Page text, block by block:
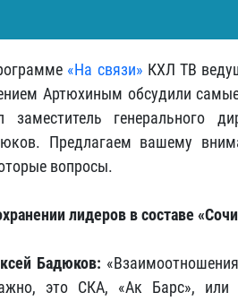
«На связи» КХЛ ТВ
Артюхиным обсудили
заместитель генерального
Предлагаем вашему
вопросы.
лидеров в составе
Бадюков:
это СКА, «Ак Барс», или